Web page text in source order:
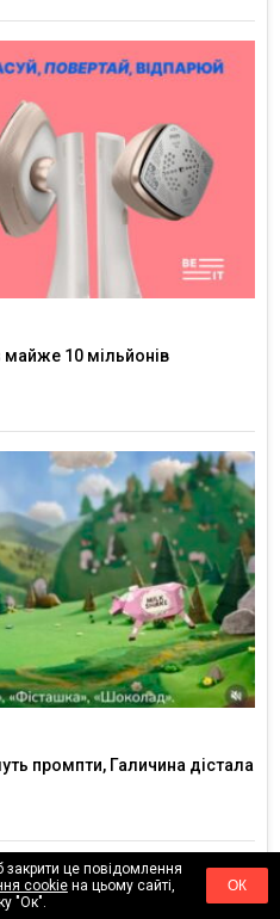
майже 10 мільйонів
промпти, Галичина дістала
це повідомлення
cookieна цьому сайті,
"Ок".
ОК